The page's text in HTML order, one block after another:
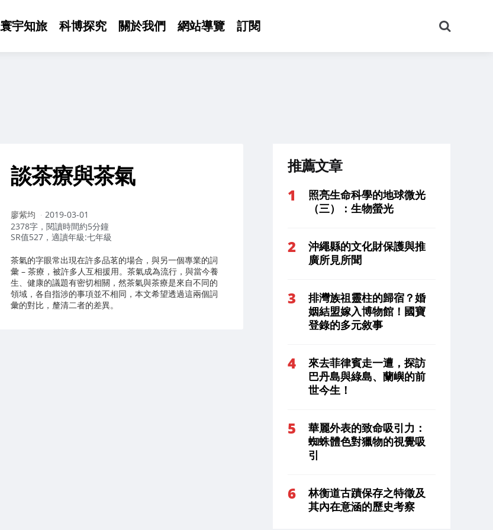
寰宇知旅 科博探究 關於我們 網站導覽 訂閱
尋
談茶療與茶氣
作
者：
廖紫均
2019-03-01
2378字，閱讀時間約5分鐘
SR值527，適讀年級:七年級
茶氣的字眼常出現在許多品茗的場合，與另一個專業的詞
彙 – 茶療，被許多人互相援用。茶氣成為流行，與當今養
生、健康的議題有密切相關，然茶氣與茶療是來自不同的
領域，各自指涉的事項並不相同，本文希望透過這兩個詞
彙的對比，釐清二者的差異。
推薦文章
照亮生命科學的地球微光
（三）：生物螢光
沖繩縣的文化財保護與推
廣所見所聞
排灣族祖靈柱的歸宿？婚
姻結盟嫁入博物館！國寶
登錄的多元敘事
來去菲律賓走一遭，探訪
巴丹島與綠島、蘭嶼的前
世今生！
華麗外表的致命吸引力：
蜘蛛體色對獵物的視覺吸
引
林衡道古蹟保存之特徵及
其內在意涵的歷史考察